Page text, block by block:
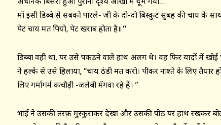
माँ इसी डिब्बे से सबको पारले- जी के दो-दो बिस्कुट सुबह की चाय के
पेट चाय मत पियो, पेट खराब होता है। ”
डिब्बा वही था, पर उसे पकड़ने वाले हाथ अलग थे। वह फिर यादों में
ने हल्के से उसे हिलाया, “चाय ठंडी मत करो। पीकर नाश्ते के लिए तैयार
लिए गर्मागर्म कचौड़ी -जलेबी मँगवा रहे हैं। ”
भाई ने उसकी तरफ़ मुस्कुराकर देखा और उसकी पीठ पर हाथ रखकर